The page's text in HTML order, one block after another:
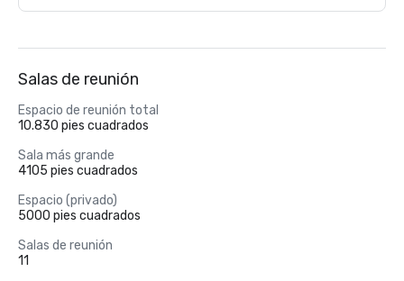
Salas de reunión
Espacio de reunión total
10.830 pies cuadrados
Sala más grande
4105 pies cuadrados
Espacio (privado)
5000 pies cuadrados
Salas de reunión
11